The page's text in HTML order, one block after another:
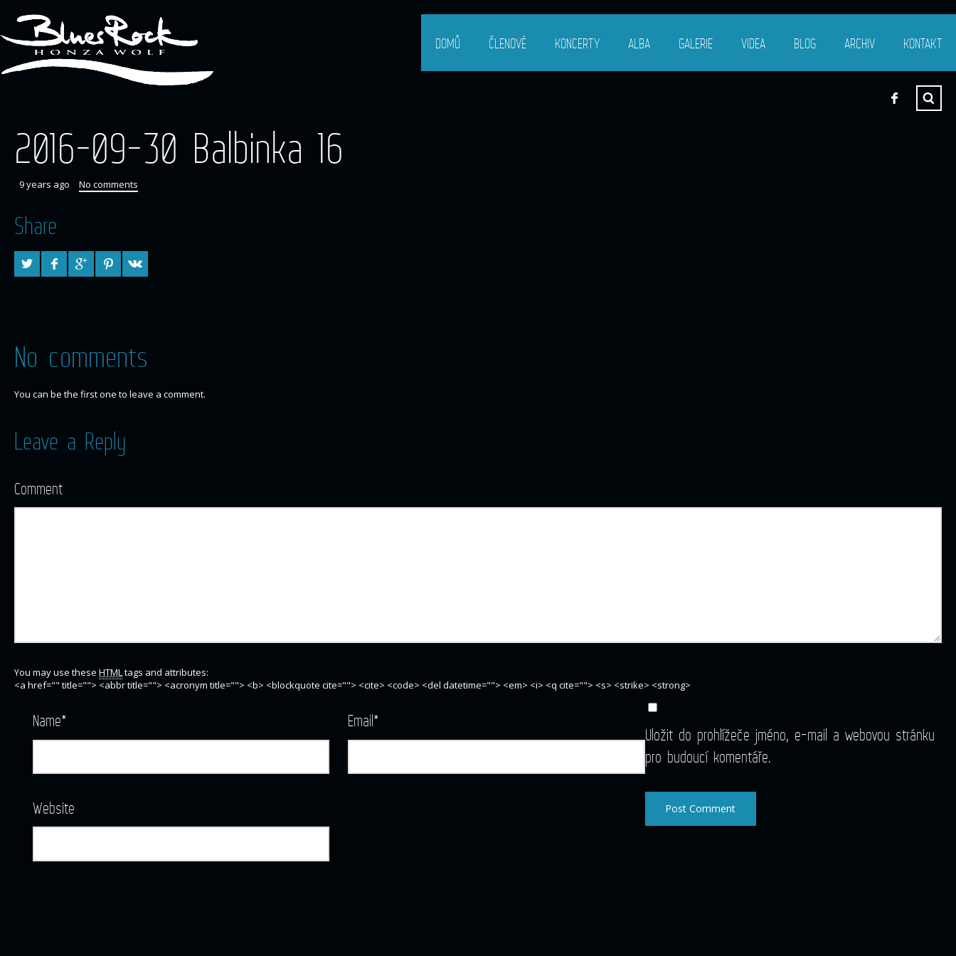
DOMŮ ČLENOVÉ KONCERTY ALBA GALERIE VIDEA BLOG ARCHIV KONTAKT
2016-09-30 Balbinka 16
9 years ago No comments
Share
No comments
You can be the first one to leave a comment.
Leave a Reply
Comment
You may use these HTMLtags and attributes:
<a href="" title=""> <abbr title=""> <acronym title=""> <b> <blockquote cite=""> <cite> <code> <del datetime=""> <em> <i> <q cite=""> <s> <strike> <strong>
Name* Email*
Website
Uložit do prohlížeče jméno, e-mail a webovou stránku
pro budoucí komentáře.